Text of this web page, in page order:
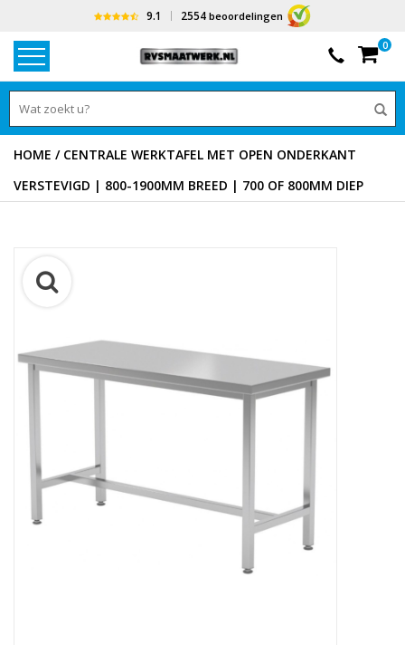
9.1 2554 beoordelingen
0
HOME / CENTRALE WERKTAFEL MET OPEN ONDERKANT
VERSTEVIGD | 800-1900MM BREED | 700 OF 800MM DIEP